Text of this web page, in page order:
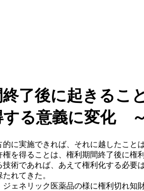
了後に起きるこ
る意義に変化
に実施できれば、それに越したこと
を得ることは、権利期間終了後に権
術であれば、あえて権利化する必要
れてきた。
ェネリック医薬品の様に権利切れ知